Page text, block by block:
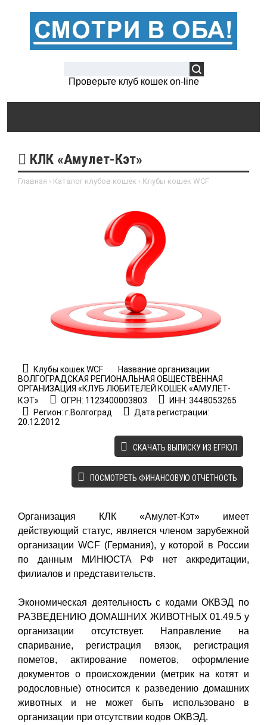
Проверьте клуб кошек on-line
КЛК «Амулет-Кэт»
Главная › Каталог клубов кошек › Клубы кошек WCF
Клубы кошек WCF
Название организации:
ВОЛГОГРАДСКАЯ РЕГИОНАЛЬНАЯ ОБЩЕСТВЕННАЯ
ОРГАНИЗАЦИЯ «КЛУБ ЛЮБИТЕЛЕЙ КОШЕК «АМУЛЕТ-
КЭТ»
ОГРН: 1123400003803
ИНН: 3448053265
Регион: г.Волгоград
Дата регистрации:
20.12.2012
CКАЧАТЬ ВЫПИСКУ ИЗ ЕГРЮЛ
ПОСМОТРЕТЬ ФИНАНСОВУЮ ОТЧЕТНОСТЬ
Организация КЛК «Амулет-Кэт» имеет
действующий статус, является членом зарубежной
организации WCF (Германия), у которой в России
по данным МИНЮСТА РФ нет аккредитации,
филиалов и представительств.
Экономическая деятельность с кодами ОКВЭД по
РАЗВЕДЕНИЮ ДОМАШНИХ ЖИВОТНЫХ 01.49.5 у
организации отсутствует. Направление на
спаривание, регистрация вязок, регистрация
пометов, актирование пометов, оформление
документов о происхождении (метрик на котят и
родословные) относится к разведению домашних
животных и не может быть использовано в
организации при отсутствии кодов ОКВЭД.